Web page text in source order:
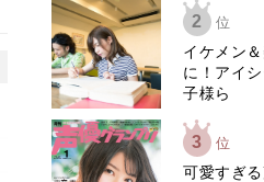
2 位
イケメン
に！アイ
子様ら
3 位
可愛すぎ